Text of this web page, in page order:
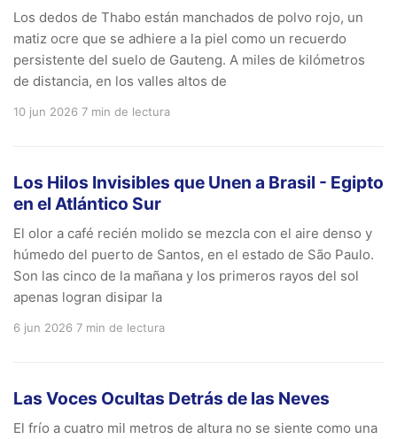
Los dedos de Thabo están manchados de polvo rojo, un
matiz ocre que se adhiere a la piel como un recuerdo
persistente del suelo de Gauteng. A miles de kilómetros
de distancia, en los valles altos de
10 jun 2026 7 min de lectura
Los Hilos Invisibles que Unen a Brasil - Egipto
en el Atlántico Sur
El olor a café recién molido se mezcla con el aire denso y
húmedo del puerto de Santos, en el estado de São Paulo.
Son las cinco de la mañana y los primeros rayos del sol
apenas logran disipar la
6 jun 2026 7 min de lectura
Las Voces Ocultas Detrás de las Neves
El frío a cuatro mil metros de altura no se siente como una